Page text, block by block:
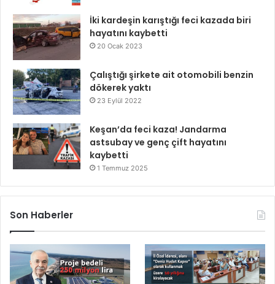
İki kardeşin karıştığı feci kazada biri
hayatını kaybetti
20 Ocak 2023
Çalıştığı şirkete ait otomobili benzin
dökerek yaktı
23 Eylül 2022
Keşan’da feci kaza! Jandarma
astsubay ve genç çift hayatını
kaybetti
1 Temmuz 2025
Son Haberler